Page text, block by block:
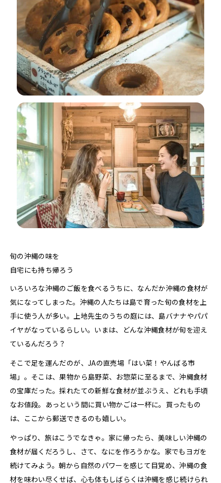
旬の沖縄の味を
自宅にも持ち帰ろう
いろいろな沖縄のご飯を食べるうちに、なんだか沖縄の食材が
気になってしまった。沖縄の人たちは島で育った旬の食材を上
手に使う人が多い。上地先生のうちの庭には、島バナナやパパ
イヤがなっているらしい。いまは、どんな沖縄食材が旬を迎え
ているんだろう？
そこで足を運んだのが、JAの直売場「はい菜！やんばる市
場」。そこは、果物から島野菜、お惣菜に至るまで、沖縄食材
の宝庫だった。採れたての新鮮な食材が並ぶうえ、どれも手頃
なお値段。あっという間に買い物かごは一杯に。買ったもの
は、ここから郵送できるのも嬉しい。
やっぱり、旅はこうでなきゃ。家に帰ったら、美味しい沖縄の
食材が届くだろうし、さて、なにを作ろうかな。家でもヨガを
続けてみよう。朝から自然のパワーを感じて目覚め、沖縄の食
材を味わい尽くせば、心も体もしばらくは沖縄を感じ続けられ